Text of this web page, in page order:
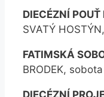
DIECÉZNÍ POUŤ
SVATÝ
FATIMSKÁ
BRODEK,
DIECÉZNÍ